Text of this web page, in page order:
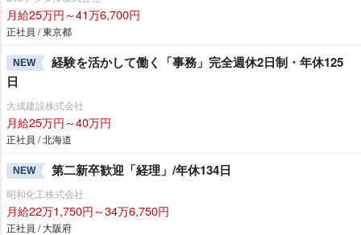
月給25万円～41万6,700円
正社員 / 東京都
NEW
経験を活かして働く「事務」完全週休2日制・年休125
日
大成建設株式会社
月給25万円～40万円
正社員 / 北海道
NEW 第二新卒歓迎「経理」/年休134日
昭和化工株式会社
月給22万1,750円～34万6,750円
正社員 / 大阪府